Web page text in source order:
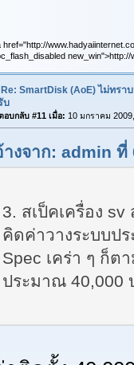
href="http://
Re: SmartDisk (AoE) ไม่ทร
บ
อบกลับ #11 เมื่อ: 10 มกราคม
างจาก: admin ที่
3. สเป็คเครื่อง
คิดค่าวางระบบป
Spec เคร่า ๆ ก็
ประมาณ 40,000